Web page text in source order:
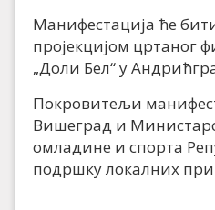
Манифестација ће
пројекцијом цртаног
„Доли Бел“ у
Покровитељи
Вишеград и
омладине и спорта
подршку локалних